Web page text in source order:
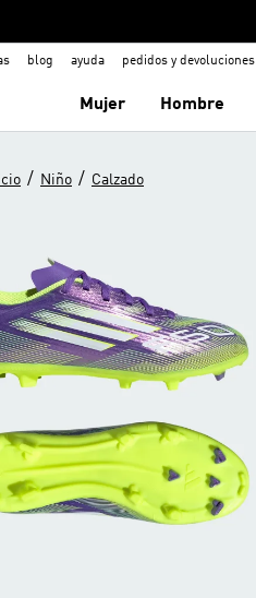
blog ayuda pedidos y devoluciones
Mujer Hombre
/ Niño / Calzado